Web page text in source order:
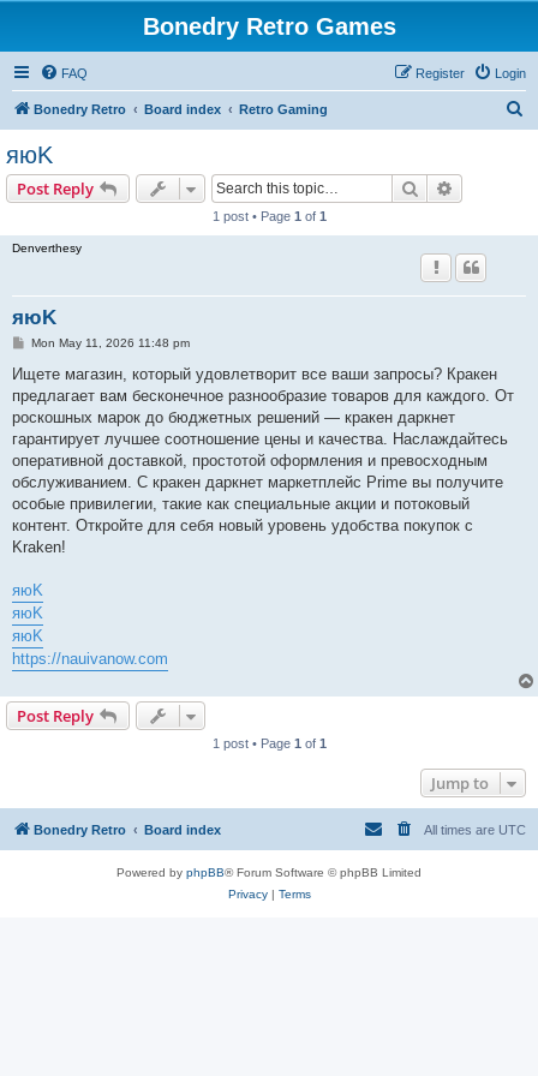
Bonedry Retro Games
FAQ Login
Register
Bonedry Retro Board index Retro Gaming
яюK
Post Reply Search
1 post • Page 1 of 1
Denverthesy
яюK
P
s
Mon May 11, 2026 11:48 pm
Ищете магазин, который удовлетворит все ваши запросы? Кракен
предлагает вам бесконечное разнообразие товаров для каждого. От
роскошных марок до бюджетных решений — кракен даркнет
гарантирует лучшее соотношение цены и качества. Наслаждайтесь
оперативной доставкой, простотой оформления и превосходным
обслуживанием. С кракен даркнет маркетплейс Prime вы получите
особые привилегии, такие как специальные акции и потоковый
контент. Откройте для себя новый уровень удобства покупок с
Kraken!
яюK
яюK
яюK
https://nauivanow.com
Post Reply
1 post • Page 1 of 1
Jump to
Bonedry Retro Board index All times are UTC
Powered by phpBB® Forum Software © phpBB Limited
Privacy| Terms